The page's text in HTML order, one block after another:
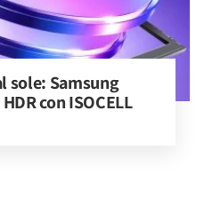
sole: Samsung
con ISOCELL